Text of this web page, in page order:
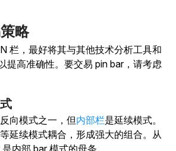
略
栏，最好将其与其他技术分析工具和
提高准确性。要交易 pin bar，请考虑
向模式之一， 但内部栏是延续模式。
延续模式耦合，形成强大的组合。从